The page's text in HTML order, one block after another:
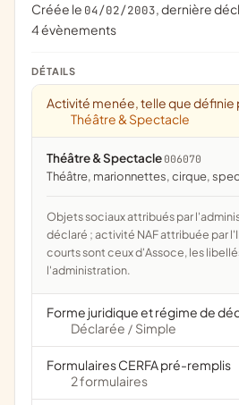
Créée le 04/02/2003, dernière
4 évènements
DÉTAILS
Activité menée, telle que définie
Théâtre & Spectacle
Théâtre & Spectacle 006070
théâtre, marionnettes, cirque,
Objets sociaux attribués par l'administration d'après l'objet
déclaré ; activité NAF attribuée par
courts sont ceux d'Assoce, les
l'administration.
Forme juridique et régime de
Déclarée / Simple
Formulaires CERFA pré-remplis
2 formulaires